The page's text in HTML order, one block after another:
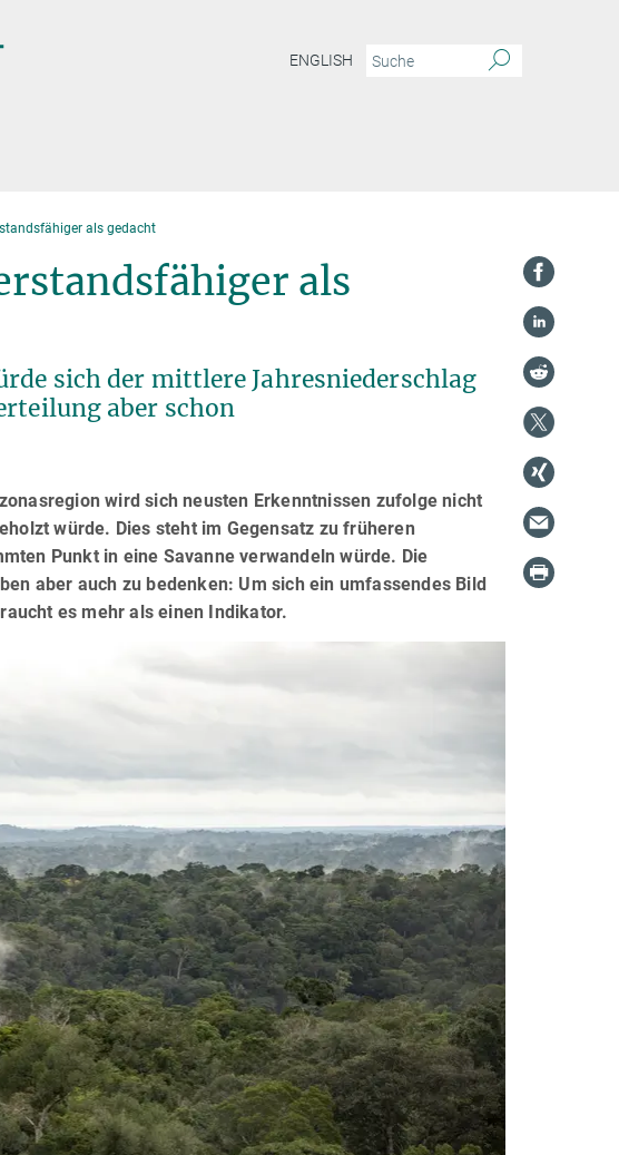
ENGLISH
als gedacht
als
sich der mittlere Jahresniederschlag
aber schon
wird sich neusten Erkenntnissen zufolge nicht
würde. Dies steht im Gegensatz zu früheren
Punkt in eine Savanne verwandeln würde. Die
aber auch zu bedenken: Um sich ein umfassendes Bild
es mehr als einen Indikator.